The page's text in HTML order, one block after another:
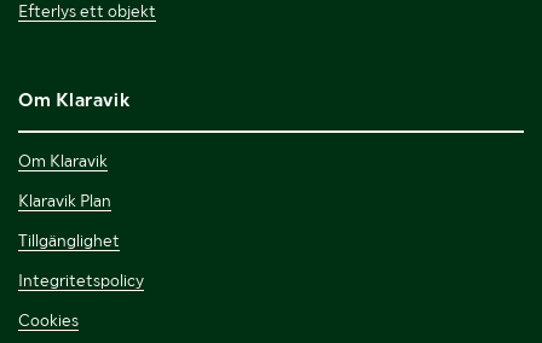
Efterlys ett objekt
Om Klaravik
Om Klaravik
Klaravik Plan
Tillgänglighet
Integritetspolicy
Cookies